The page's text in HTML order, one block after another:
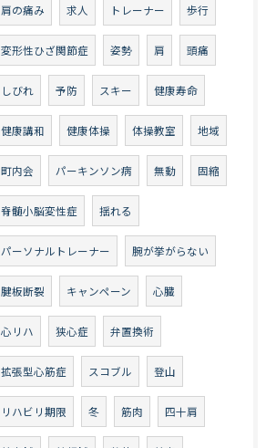
肩の痛み 求人 トレーナー 歩行
変形性ひざ関節症 姿勢 肩 頭痛
しびれ 予防 スキー 健康寿命
健康講和 健康体操 体操教室 地域
町内会 パーキンソン病 無動 固縮
脊髄小脳変性症 揺れる
パーソナルトレーナー 腕が挙がらない
腱板断裂 キャンペーン 心臓
心リハ 狭心症 弁置換術
拡張型心筋症 スコブル 登山
リハビリ期限 冬 筋肉 四十肩